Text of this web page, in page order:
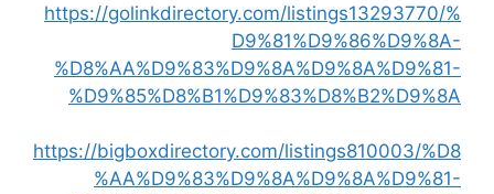
https://golinkdirectory.com/listings13293770/%
D9%81%D9%86%D9%8A-
%D8%AA%D9%83%D9%8A%D9%8A%D9%81-
%D9%85%D8%B1%D9%83%D8%B2%D9%8A
https://bigboxdirectory.com/listings810003/%D8
%AA%D9%83%D9%8A%D9%8A%D9%81-